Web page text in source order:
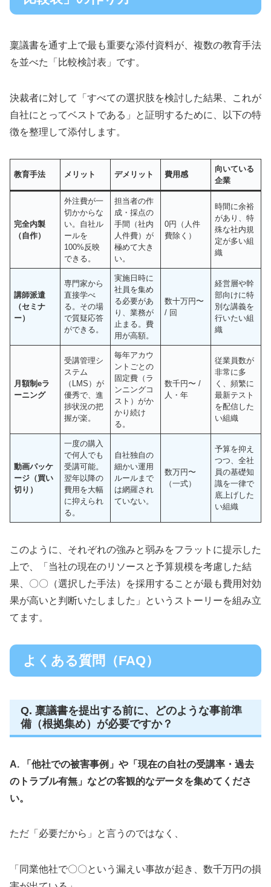
稟議書を通す上で最も重要な添付資料が、複数の教育手法
を並べた「比較検討表」です。
決裁者に対して「すべての選択肢を検討した結果、これが
自社にとってベストである」と証明するために、以下の特
徴を整理して添付します。
教育手法 メリット デメリット 費用感
向いている
企業
完全内製
（自作）
外注費が一
切かからな
い。自社ル
ールを
100%反映
できる。
担当者の作
成・採点の
手間（社内
人件費）が
極めて大き
い。
0円（人件
費除く）
時間に余裕
があり、特
殊な社内規
定が多い組
織
講師派遣
（セミナ
ー）
専門家から
直接学べ
る。その場
で質疑応答
ができる。
実施日時に
社員を集め
る必要があ
り、業務が
止まる。費
用が高額。
数十万円〜
/ 回
経営層や幹
部向けに特
別な講義を
行いたい組
織
月額制eラ
ーニング
受講管理シ
ステム
（LMS）が
優秀で、進
捗状況の把
握が楽。
毎年アカウ
ントごとの
固定費（ラ
ンニングコ
スト）がか
かり続け
る。
数千円〜 /
人・年
従業員数が
非常に多
く、頻繁に
最新テスト
を配信した
い組織
動画パッケ
ージ（買い
切り）
一度の購入
で何人でも
受講可能。
翌年以降の
費用を大幅
に抑えられ
る。
自社独自の
細かい運用
ルールまで
は網羅され
ていない。
数万円〜
（一式）
予算を抑え
つつ、全社
員の基礎知
識を一律で
底上げした
い組織
このように、それぞれの強みと弱みをフラットに提示した
上で、「当社の現在のリソースと予算規模を考慮した結
果、〇〇（選択した手法）を採用することが最も費用対効
果が高いと判断いたしました」というストーリーを組み立
てます。
よくある質問（FAQ）
Q. 稟議書を提出する前に、どのような事前準
備（根拠集め）が必要ですか？
A. 「他社での被害事例」や「現在の自社の受講率・過去
のトラブル有無」などの客観的なデータを集めてくださ
い。
ただ「必要だから」と言うのではなく、
「同業他社で〇〇という漏えい事故が起き、数千万円の損